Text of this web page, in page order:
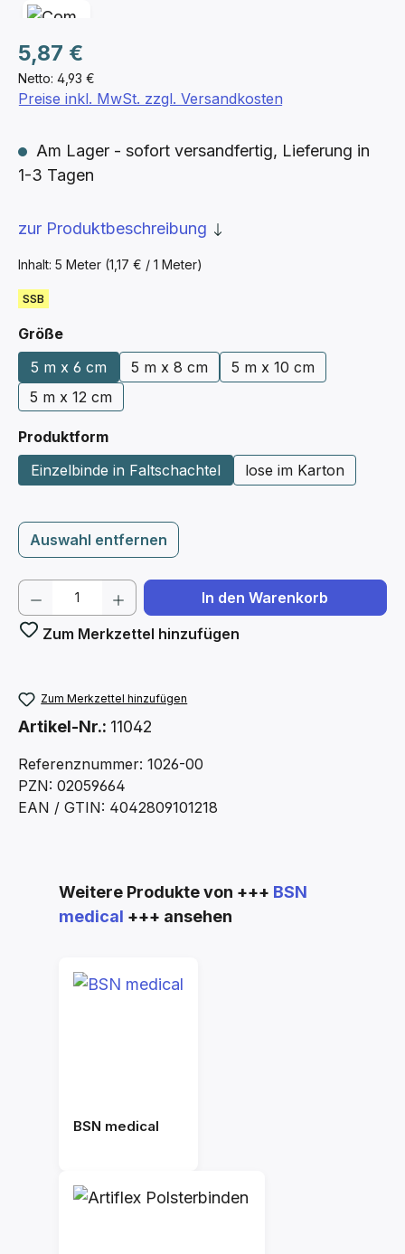
Netto: 4,93 €
Regulärer Preis:
5,87 €
Inhalt: 5 Meter (1,17 € / 1 Meter)
Preise inkl. MwSt. zzgl. Versandkosten
Am Lager - sofort versandfertig, Lieferung in
1-3 Tagen
SSB
zur Produktbeschreibung
Größeauswählen
5 m x 6 cm
5 m x 8 cm
5 m x 10 cm
5 m x 12 cm
Produktformauswählen
Einzelbinde in Faltschachtel
lose im Karton
Auswahl entfernen
Produkt Anzahl: Gib den gewünschten
In den Warenkorb
Zum Merkzettel hinzufügen
Zum Merkzettel hinzufügen
Artikel-Nr.: 11042
Referenznummer: 1026-00
PZN: 02059664
EAN / GTIN: 4042809101218
Produktgalerie überspringen
Weitere Produkte von +++ BSN
medical +++ ansehen
BSN medical